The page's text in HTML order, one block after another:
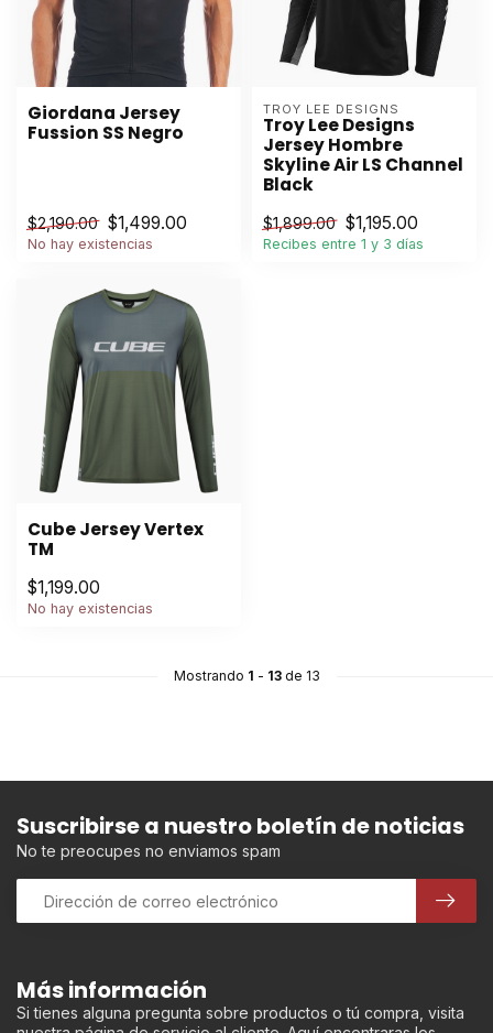
Giordana Jersey
Fussion SS Negro
$2,190.00 $1,499.00
No hay existencias
TROY LEE DESIGNS
Troy Lee Designs
Jersey Hombre
Skyline Air LS Channel
Black
$1,899.00 $1,195.00
Recibes entre 1 y 3 días
Cube Jersey Vertex
TM
$1,199.00
No hay existencias
Mostrando 1 - 13de 13
Más información
Si tienes alguna pregunta sobre productos o tú compra, visita
Suscribirse a nuestro boletín de noticias
No te preocupes no enviamos spam